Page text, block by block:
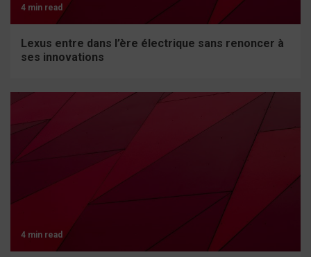
4 min read
Lexus entre dans l’ère électrique sans renoncer à
ses innovations
4 min read